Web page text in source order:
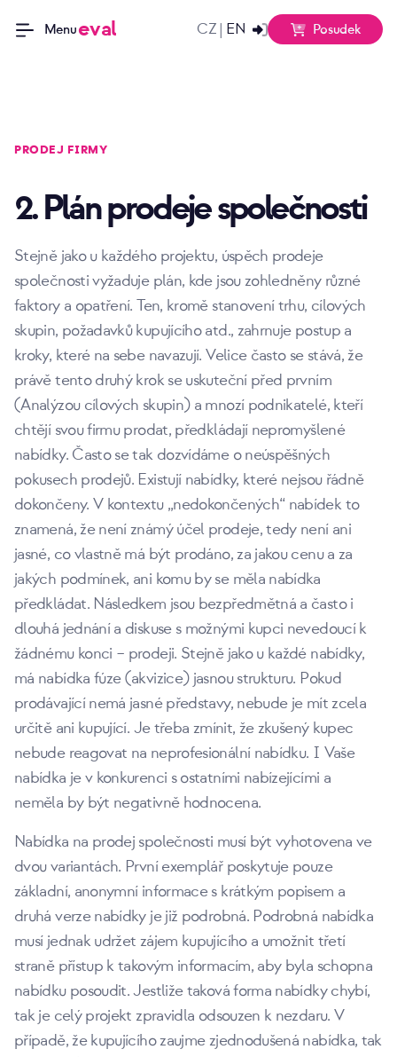
Menueval CZ| EN Posudek
PRODEJ FIRMY
2. Plán prodeje společnosti
Stejně jako u každého projektu, úspěch prodeje
společnosti vyžaduje plán, kde jsou zohledněny různé
faktory a opatření. Ten, kromě stanovení trhu, cílových
skupin, požadavků kupujícího atd., zahrnuje postup a
kroky, které na sebe navazují. Velice často se stává, že
právě tento druhý krok se uskuteční před prvním
(Analýzou cílových skupin) a mnozí podnikatelé, kteří
chtějí svou firmu prodat, předkládají nepromyšlené
nabídky. Často se tak dozvídáme o neúspěšných
pokusech prodejů. Existují nabídky, které nejsou řádně
dokončeny. V kontextu „nedokončených“ nabídek to
znamená, že není známý účel prodeje, tedy není ani
jasné, co vlastně má být prodáno, za jakou cenu a za
jakých podmínek, ani komu by se měla nabídka
předkládat. Následkem jsou bezpředmětná a často i
dlouhá jednání a diskuse s možnými kupci nevedoucí k
žádnému konci – prodeji. Stejně jako u každé nabídky,
má nabídka fúze (akvizice) jasnou strukturu. Pokud
prodávající nemá jasné představy, nebude je mít zcela
určitě ani kupující. Je třeba zmínit, že zkušený kupec
nebude reagovat na neprofesionální nabídku. I Vaše
nabídka je v konkurenci s ostatními nabízejícími a
neměla by být negativně hodnocena.
Nabídka na prodej společnosti musí být vyhotovena ve
dvou variantách. První exemplář poskytuje pouze
základní, anonymní informace s krátkým popisem a
druhá verze nabídky je již podrobná. Podrobná nabídka
musí jednak udržet zájem kupujícího a umožnit třetí
straně přístup k takovým informacím, aby byla schopna
nabídku posoudit. Jestliže taková forma nabídky chybí,
tak je celý projekt zpravidla odsouzen k nezdaru. V
případě, že kupujícího zaujme zjednodušená nabídka, tak